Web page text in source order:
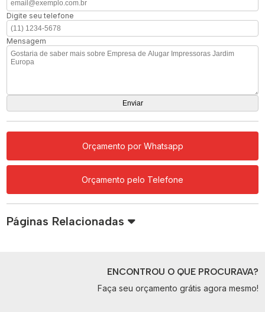
Digite seu telefone
Mensagem
Orçamento por Whatsapp
Orçamento pelo Telefone
Páginas Relacionadas
ENCONTROU O QUE PROCURAVA?
Faça seu orçamento grátis agora mesmo!